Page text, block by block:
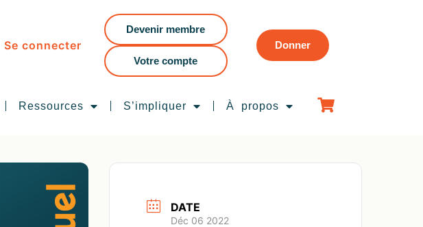
Se connecter
Devenir membre
Votre compte
Donner
Ressources S’impliquer À propos
DATE
Déc 06 2022